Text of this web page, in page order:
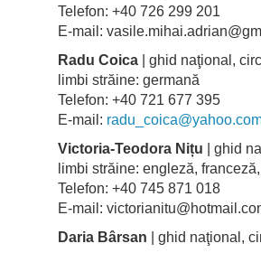
Telefon: +40 726 299 201
E-mail:
Radu Coica | ghid naţional,
limbi străine: germană
Telefon: +40 721 677 395
E-mail:
Victoria-Teodora Nițu | ghid
limbi străine: engleză,
Telefon: +40 745 871 018
E-mail:
Daria Bârsan | ghid naţional,